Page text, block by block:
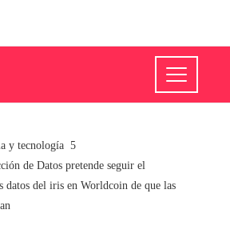
y tecnología
de Datos pretende seguir el
datos del iris en Worldcoin de que las